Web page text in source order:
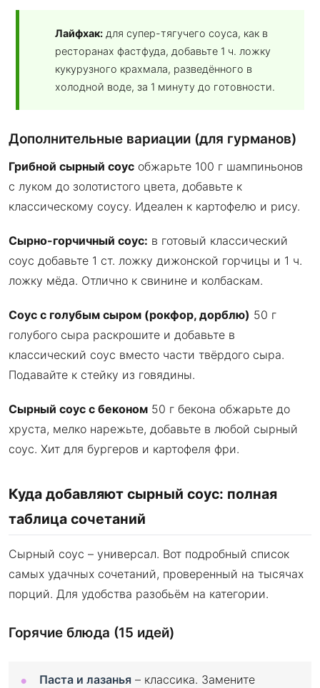
Лайфхак: для супер-тягучего соуса, как в
ресторанах фастфуда, добавьте 1 ч. ложку
кукурузного крахмала, разведённого в
холодной воде, за 1 минуту до готовности.
Дополнительные вариации (для гурманов)
Грибной сырный соус обжарьте 100 г шампиньонов
с луком до золотистого цвета, добавьте к
классическому соусу. Идеален к картофелю и рису.
Сырно-горчичный соус: в готовый классический
соус добавьте 1 ст. ложку дижонской горчицы и 1 ч.
ложку мёда. Отлично к свинине и колбаскам.
Соус с голубым сыром (рокфор, дорблю) 50 г
голубого сыра раскрошите и добавьте в
классический соус вместо части твёрдого сыра.
Подавайте к стейку из говядины.
Сырный соус с беконом 50 г бекона обжарьте до
хруста, мелко нарежьте, добавьте в любой сырный
соус. Хит для бургеров и картофеля фри.
Куда добавляют сырный соус: полная
таблица сочетаний
Сырный соус – универсал. Вот подробный список
самых удачных сочетаний, проверенный на тысячах
порций. Для удобства разобьём на категории.
Горячие блюда (15 идей)
Паста и лазанья – классика. Замените